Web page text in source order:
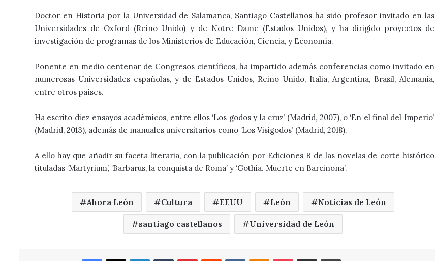
Doctor en Historia por la Universidad de Salamanca, Santiago Castellanos ha sido profesor invitado en las
Universidades de Oxford (Reino Unido) y de Notre Dame (Estados Unidos), y ha dirigido proyectos de
investigación de programas de los Ministerios de Educación, Ciencia, y Economía.
Ponente en medio centenar de Congresos científicos, ha impartido además conferencias como invitado en
numerosas Universidades españolas, y de Estados Unidos, Reino Unido, Italia, Argentina, Brasil, Alemania,
entre otros países.
Ha escrito diez ensayos académicos, entre ellos ‘Los godos y la cruz’ (Madrid, 2007), o ‘En el final del Imperio’
(Madrid, 2013), además de manuales universitarios como ‘Los Visigodos’ (Madrid, 2018).
A ello hay que añadir su faceta literaria, con la publicación por Ediciones B de las novelas de corte histórico
tituladas ‘Martyrium’, ‘Barbarus, la conquista de Roma’ y ‘Gothia. Muerte en Barcinona’.
Ahora León Cultura EEUU León Noticias de León
santiago castellanos Universidad de León
Facebook
X LinkedInTumblrPinterestReddit VKontakteOdnoklassniki
PocketCompartir por correo electrónicoImprimir